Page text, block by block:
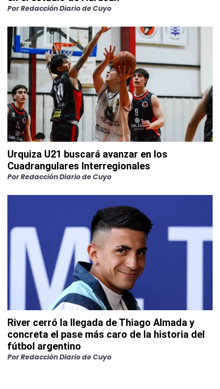
PorRedacción Diario de Cuyo
Urquiza U21 buscará avanzar en los
Cuadrangulares Interregionales
PorRedacción Diario de Cuyo
River cerró la llegada de Thiago Almada y
concreta el pase más caro de la historia del
fútbol argentino
PorRedacción Diario de Cuyo